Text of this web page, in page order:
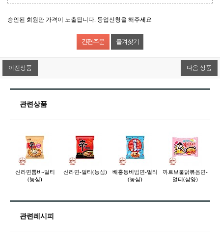
승인된 회원만 가격이 노출됩니다. 등업신청을 해주세요
즐겨찾기
이전상품 다음 상품
관련상품
신라면툼바-멀티
(농심)
신라면-멀티(농심)
배홍동비빔면-멀티
(농심)
까르보불닭볶음면-
멀티(삼양)
관련레시피